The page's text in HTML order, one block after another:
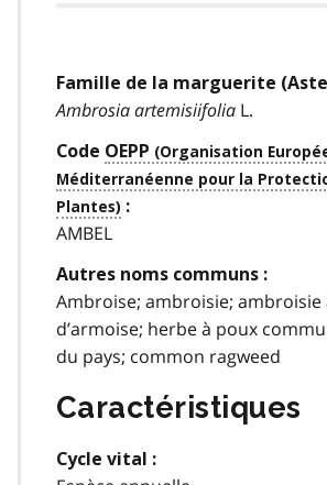
Famille de la marguerite
Ambrosia artemisiifolia L.
Code OEPP
:
AMBEL
Autres noms communs :
Ambroise; ambroisie; ambroisie
d’armoise; herbe à poux
du pays; common ragweed
Caractéristiques
Cycle vital :